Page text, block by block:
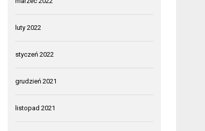
luty 2022
styczeń 2022
grudzień 2021
listopad 2021